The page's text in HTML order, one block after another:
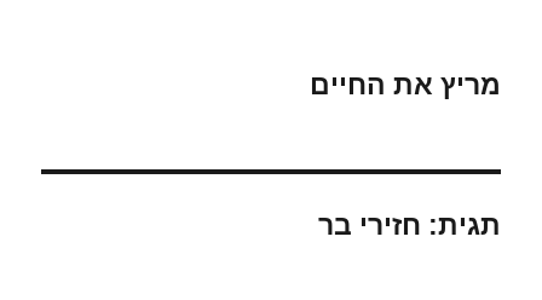
מריץ את החיים
תגית: חזירי בר